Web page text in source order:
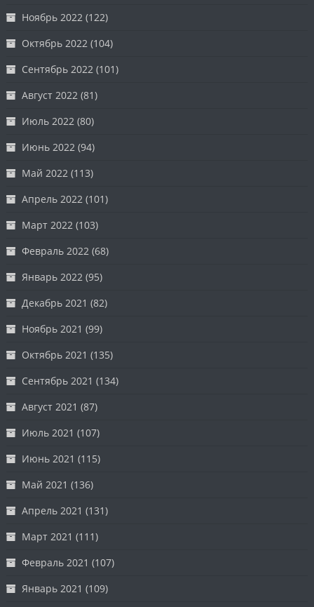
Ноябрь 2022 (122)
Октябрь 2022 (104)
Сентябрь 2022 (101)
Август 2022 (81)
Июль 2022 (80)
Июнь 2022 (94)
Май 2022 (113)
Апрель 2022 (101)
Март 2022 (103)
Февраль 2022 (68)
Январь 2022 (95)
Декабрь 2021 (82)
Ноябрь 2021 (99)
Октябрь 2021 (135)
Сентябрь 2021 (134)
Август 2021 (87)
Июль 2021 (107)
Июнь 2021 (115)
Май 2021 (136)
Апрель 2021 (131)
Март 2021 (111)
Февраль 2021 (107)
Январь 2021 (109)